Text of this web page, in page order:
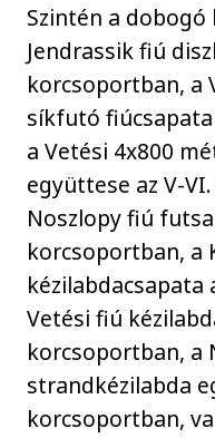
Szintén a
Jendrassik fiú
korcsoportban, a
síkfutó
a Vetési 4x800
együttese az V-
Noszlopy fiú
korcsoportban, a
kézilabdacsapata
Vetési fiú
korcsoportban, a
strandkézilabda
korcsoportban,